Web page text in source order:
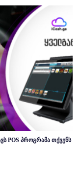
POS პროგრამა თქვენს